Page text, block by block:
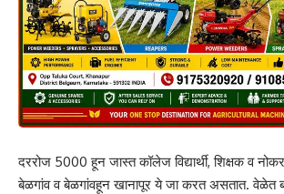
दररोज 5000 हून जास्त कॉलेज विद्यार्थी, शिक्षक व
बेळगांव व बेळगांवहून खानापूर ये जा करत असतात. वेळेत